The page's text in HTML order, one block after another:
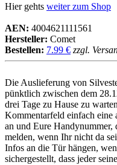
Hier gehts weiter zum Shop
AEN: 4004621111561
Hersteller: Comet
Bestellen: 7.99 € zzgl.
Die Auslieferung von
pünktlich zwischen dem
drei Tage zu Hause zu
Kommentarfeld einfach eine
an und Eure Handynummer,
melden, wenn Ihr nicht da
Infos an die Tür hängen,
sichergestellt, dass jeder